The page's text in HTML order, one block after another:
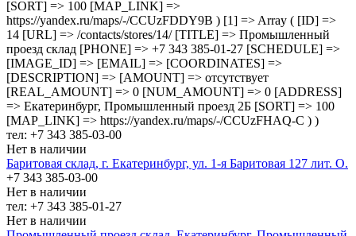
[SORT] => 100 [MAP_LINK] =>
https://yandex.ru/maps/-/CCUzFDDY9B ) [1] => Array ( [ID] =>
14 [URL] => /contacts/stores/14/ [TITLE] => Промышленный
проезд cклад [PHONE] => +7 343 385-01-27 [SCHEDULE] =>
[IMAGE_ID] => [EMAIL] => [COORDINATES] =>
[DESCRIPTION] => [AMOUNT] => отсутствует
[REAL_AMOUNT] => 0 [NUM_AMOUNT] => 0 [ADDRESS]
=> Екатеринбург, Промышленный проезд 2Б [SORT] => 100
[MAP_LINK] => https://yandex.ru/maps/-/CCUzFHAQ-C ) )
тел: +7 343 385-03-00
Нет в наличии
Баритовая склад, г. Екатеринбург, ул. 1-я Баритовая 127 лит. О.
+7 343 385-03-00
Нет в наличии
тел: +7 343 385-01-27
Нет в наличии